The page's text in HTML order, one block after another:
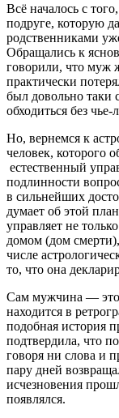
Всё началось с
подруге, которую
родственниками
Обращались к
говорили, что муж
практически
был довольно таки
обходиться без
Но, вернемся к
человек, которого
естественный
подлинности
в сильнейших
думает об этой
управляет не
домом (дом
числе
то, что она
Сам мужчина — это
находится в
подобная история
подтвердила, что
говоря ни слова и
пару дней
исчезновения
появлялся.